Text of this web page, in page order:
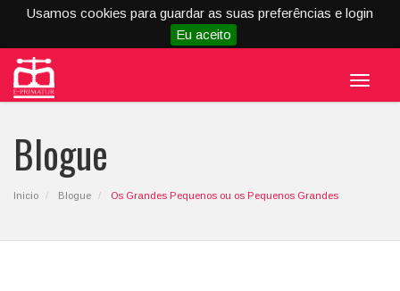
Usamos cookies para guardar as suas preferências e login
Eu aceito
Menu
Blogue
Inicio Blogue Os Grandes Pequenos ou os Pequenos Grandes